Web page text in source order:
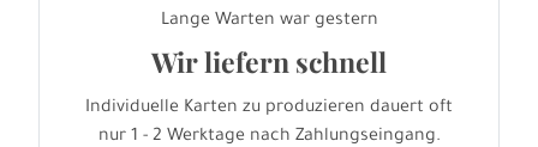
Lange Warten war gestern
Wir liefern schnell
Individuelle Karten zu produzieren dauert oft
nur 1 - 2 Werktage nach Zahlungseingang.